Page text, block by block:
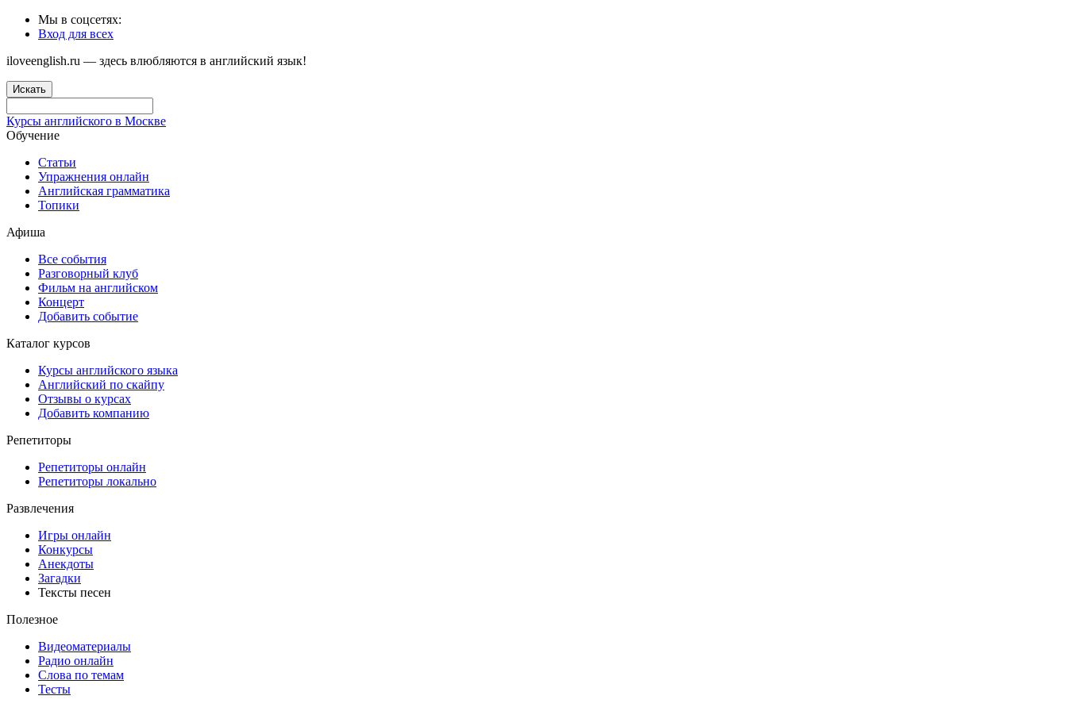
Мы в соцсетях:
Вход для всех
iloveenglish.ru — здесь влюбляются в английский язык!
Искать
Курсы английского в Москве
Обучение
Статьи
Упражнения онлайн
Английская грамматика
Топики
Афиша
Все события
Разговорный клуб
Фильм на английском
Концерт
Добавить событие
Каталог курсов
Курсы английского языка
Английский по скайпу
Отзывы о курсах
Добавить компанию
Репетиторы
Репетиторы онлайн
Репетиторы локально
Развлечения
Игры онлайн
Конкурсы
Анекдоты
Загадки
Тексты песен
Полезное
Видеоматериалы
Радио онлайн
Слова по темам
Тесты